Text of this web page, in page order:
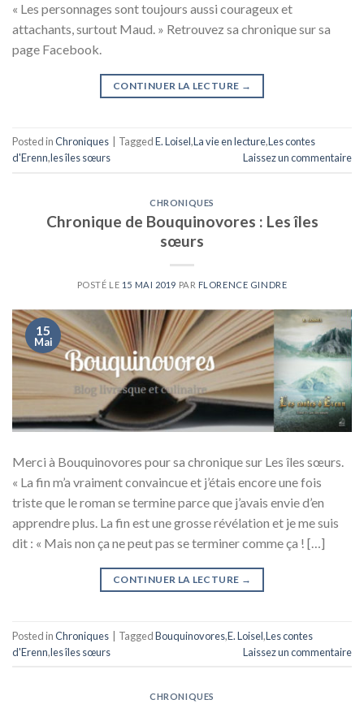
« Les personnages sont toujours aussi courageux et
attachants, surtout Maud. » Retrouvez sa chronique sur sa
page Facebook.
CONTINUER LA LECTURE →
Posted inChroniques TaggedE. Loisel,La vie en lecture,Les contes
d'Erenn,les îles sœurs Laissez un commentaire
CHRONIQUES
Chronique de Bouquinovores : Les îles
sœurs
POSTÉ LE 15 MAI 2019 PAR FLORENCE GINDRE
15
Mai
Merci à Bouquinovores pour sa chronique sur Les îles sœurs.
« La fin m’a vraiment convaincue et j’étais encore une fois
triste que le roman se termine parce que j’avais envie d’en
apprendre plus. La fin est une grosse révélation et je me suis
dit : « Mais non ça ne peut pas se terminer comme ça ! […]
CONTINUER LA LECTURE →
Posted inChroniques | TaggedBouquinovores,E. Loisel,Les contes
d'Erenn,les îles sœurs Laissez un commentaire
CHRONIQUES